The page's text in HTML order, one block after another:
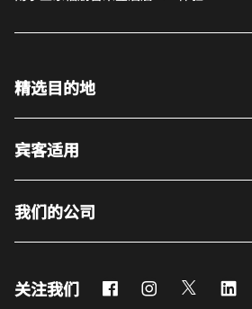
精选目的地
宾客适用
我们的公司
关注我们 FacebookInstagram
Twitter